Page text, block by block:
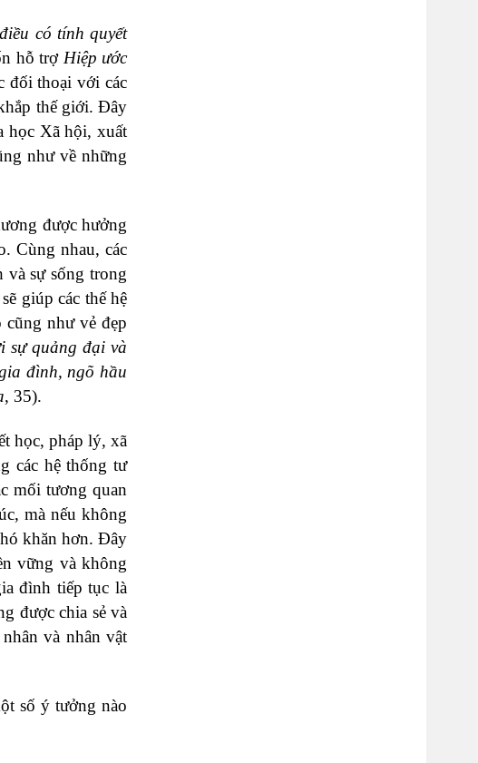
có tính quyết
hỗ trợ Hiệp ước
đối thoại với các
thế giới. Đây
học Xã hội, xuất
như về những
được hưởng
Cùng nhau, các
và sự sống trong
giúp các thế hệ
như vẻ đẹp
sự quảng đại và
đình, ngõ hầu
, 35).
học, pháp lý, xã
các hệ thống tư
mối tương quan
mà nếu không
khăn hơn. Đây
vững và không
đình tiếp tục là
được chia sẻ và
và nhân vật
số ý tưởng nào